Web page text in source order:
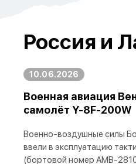
Россия и
10.06.2026
Военная авиация
самолёт Y-8F-200W
Военно-воздушные силы
ввели в эксплуатацию
(бортовой номер AMB-